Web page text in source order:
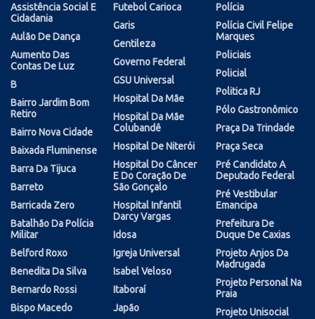
Assistência Social E
Cidadania
Aulão De Dança
Aumento Das
Contas De Luz
B
Bairro Jardim Bom
Retiro
Bairro Nova Cidade
Baixada Fluminense
Barra Da Tijuca
Barreto
Barricada Zero
Batalhão Da Polícia
Militar
Belford Roxo
Benedita Da Silva
Bernardo Rossi
Bispo Macedo
Futebol Carioca
Garis
Gentileza
Governo Federal
GSU Universal
Hospital Da Mãe
Hospital Da Mãe
Colubandê
Hospital De Niterói
Hospital Do Câncer
E Do Coração De
São Gonçalo
Hospital Infantil
Darcy Vargas
Idosa
Igreja Universal
Isabel Veloso
Itaboraí
Japão
Polícia
Polícia Civil Felipe
Marques
Policiais
Policial
Politica RJ
Pólo Gastronômico
Praça Da Trindade
Praça Seca
Pré Candidato A
Deputado Federal
Pré Vestibular
Emancipa
Prefeitura De
Duque De Caxias
Projeto Anjos Da
Madrugada
Projeto Personal Na
Praia
Projeto Unisocial